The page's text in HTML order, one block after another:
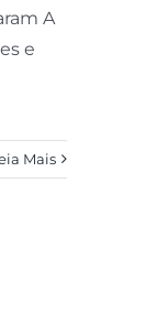
A
e
Mais